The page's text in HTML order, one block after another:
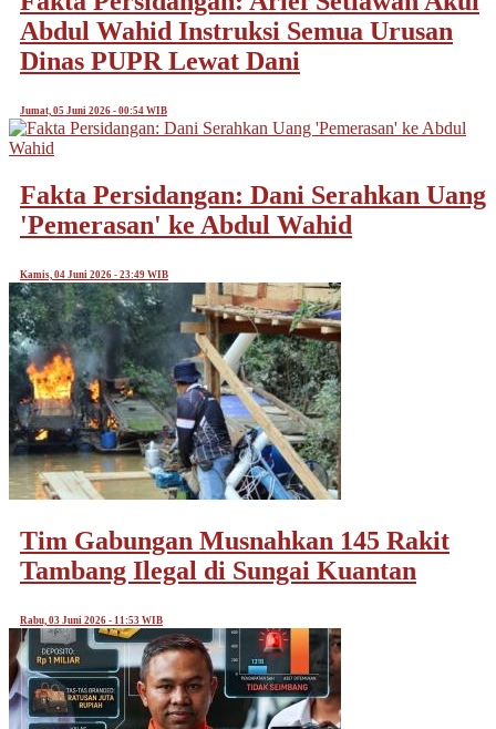
Abdul Wahid Instruksi Semua Urusan
Dinas PUPR Lewat Dani
Jumat, 05 Juni 2026 - 00:54 WIB
Fakta Persidangan: Dani Serahkan Uang
'Pemerasan' ke Abdul Wahid
Kamis, 04 Juni 2026 - 23:49 WIB
Tim Gabungan Musnahkan 145 Rakit
Tambang Ilegal di Sungai Kuantan
Rabu, 03 Juni 2026 - 11:53 WIB